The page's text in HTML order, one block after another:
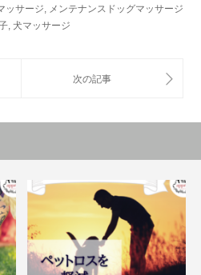
ッサージ, メンテナンスドッグマッサージ
, 犬マッサージ